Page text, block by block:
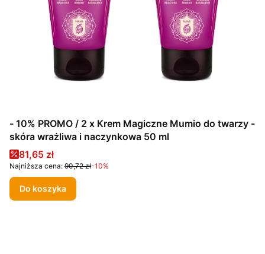
- 10% PROMO / 2 x Krem Magiczne Mumio do twarzy -
skóra wrażliwa i naczynkowa 50 ml
Cena promocyjna
81,65 zł
Najniższa cena: 90,72 zł-10%
Do koszyka